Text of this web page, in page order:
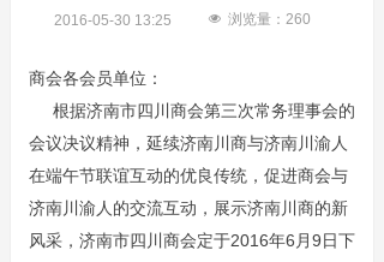
商会各会员单位：
根据济南市四川商会第三次常务理事会的
会议决议精神，延续济南川商与济南川渝人
在端午节联谊互动的优良传统，促进商会与
济南川渝人的交流互动，展示济南川商的新
风采，济南市四川商会定于2016年6月9日下
넶 浏览量： 260
2016-05-30 13:25